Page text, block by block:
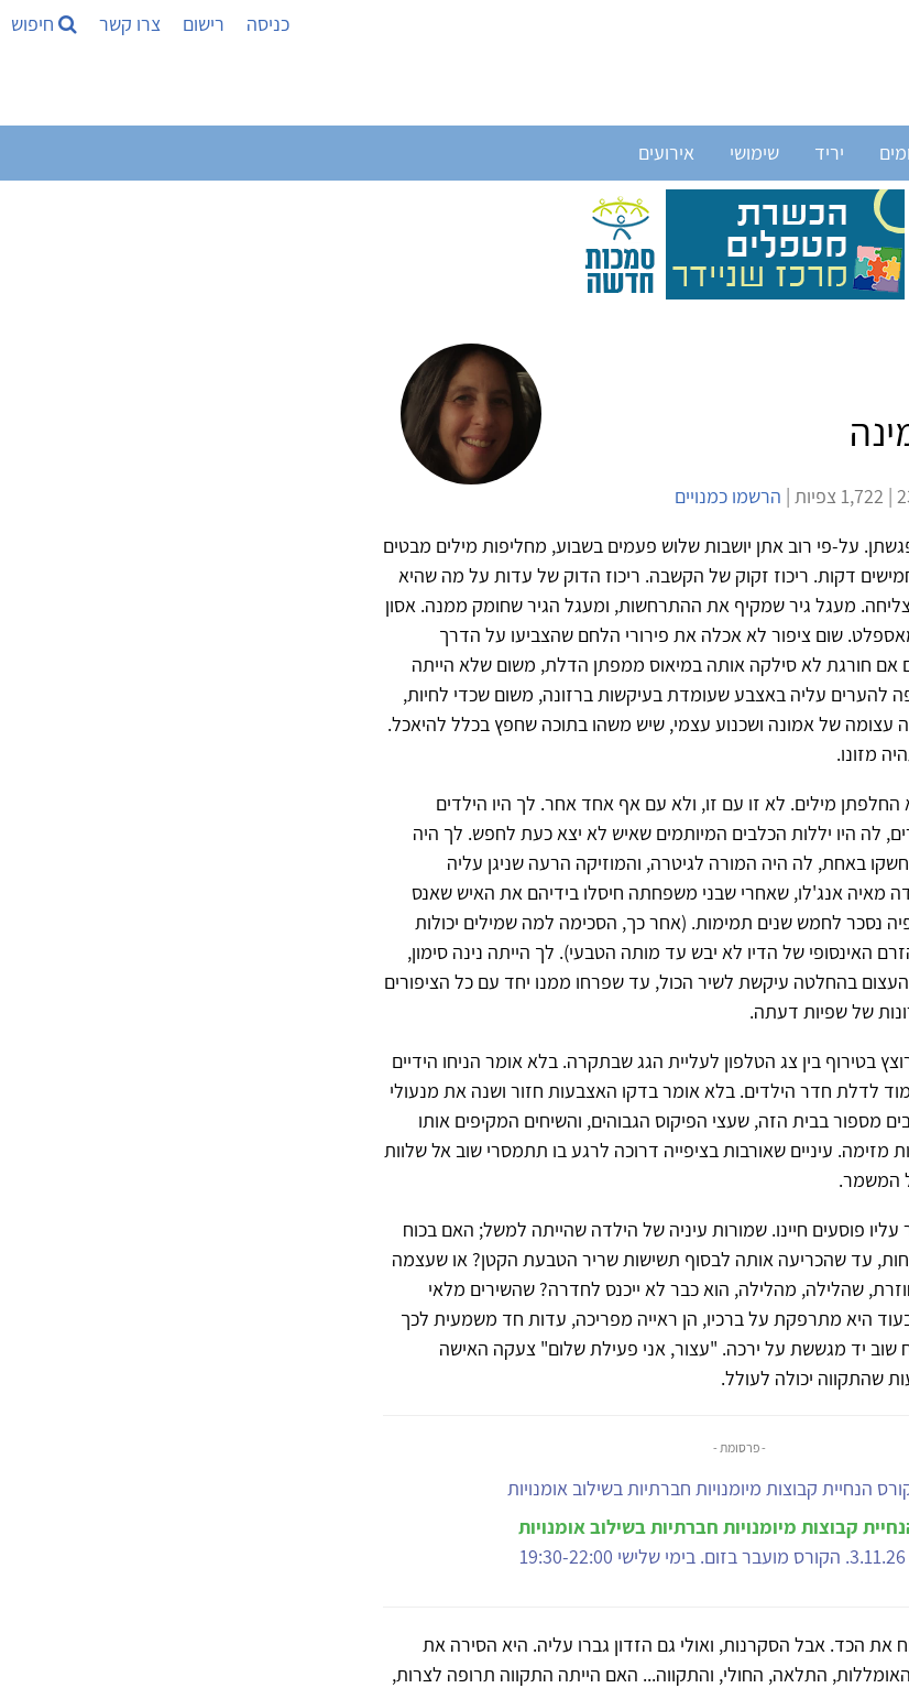
כניסה רישום צרו קשר חיפוש
יריד שימושי אירועים
הרשמו כמנויים
על-פי רוב אתן יושבות שלוש פעמים בשבוע, מחליפות מילים מבטים
דקות. ריכוז זקוק של הקשבה. ריכוז הדוק של עדות על מה שהיא
מעגל גיר שמקיף את ההתרחשות, ומעגל הגיר שחומק ממנה. אסון
שום ציפור לא אכלה את פירורי הלחם שהצביעו על הדרך
אם חורגת לא סילקה אותה במיאוס ממפתן הדלת, משום שלא הייתה
להערים עליה באצבע שעומדת בעיקשות ברזונה, משום שכדי לחיות,
עצומה של אמונה ושכנוע עצמי, שיש משהו בתוכה שחפץ בכלל להיאכל.
מזונו.
מילים. לא זו עם זו, ולא עם אף אחד אחר. לך היו הילדים
לה היו יללות הכלבים המיותמים שאיש לא יצא כעת לחפש. לך היה
באחת, לה היה המורה לגיטרה, והמוזיקה הרעה שניגן עליה
מאיה אנג'לו, שאחרי שבני משפחתה חיסלו בידיהם את האיש שאנס
נסכר לחמש שנים תמימות. (אחר כך, הסכימה למה שמילים יכולות
האינסופי של הדיו לא יבש עד מותה הטבעי). לך הייתה נינה סימון,
בהחלטה עיקשת לשיר הכול, עד שפרחו ממנו יחד עם כל הציפורים
של שפיות דעתה.
בטירוף בין צג הטלפון לעליית הגג שבתקרה. בלא אומר הניחו הידיים
לדלת חדר הילדים. בלא אומר בדקו האצבעות חזור ושנה את מנעולי
מספור בבית הזה, שעצי הפיקוס הגבוהים, והשיחים המקיפים אותו
מזימה. עיניים שאורבות בציפייה דרוכה לרגע בו תתמסרי שוב אל שלוות
המשמר.
פוסעים חיינו. שמורות עיניה של הילדה שהייתה למשל; האם בכוח
עד שהכריעה אותה לבסוף תשישות שריר הטבעת הקטן? או שעצמה
שהלילה, מהלילה, הוא כבר לא ייכנס לחדרה? שהשירים מלאי
היא מתרפקת על ברכיו, הן ראייה מפריכה, עדות חד משמעית לכך
שוב יד מגששת על ירכה. "עצור, אני פעילת שלום" צעקה האישה
שהתקווה יכולה לעולל.
- פרסומת -
קבוצות מיומנויות חברתיות בשילוב אומנויות
את הכד. אבל הסקרנות, ואולי גם הזדון גברו עליה. היא הסירה את
התלאה, החולי, והתקווה... האם הייתה התקווה תרופה לצרות,